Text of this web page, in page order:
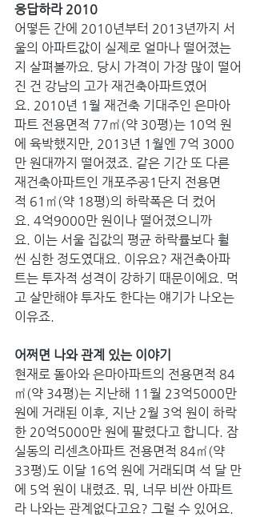
응답하라 2010
어떻든 간에 2010년부터 2013년까지 서
울의 아파트값이 실제로 얼마나 떨어졌는
지 살펴볼까요. 당시 가격이 가장 많이 떨어
진 건 강남의 고가 재건축아파트였어
요. 2010년 1월 재건축 기대주인 은마아
파트 전용면적 77㎡(약 30평)는 10억 원
에 육박했지만, 2013년 1월엔 7억 3000
만 원대까지 떨어졌죠. 같은 기간 또 다른
재건축아파트인 개포주공1단지 전용면
적 61㎡(약 18평)의 하락폭은 더 컸어
요. 4억9000만 원이나 떨어졌으니까
요. 이는 서울 집값의 평균 하락률보다 훨
씬 심한 정도였대요. 이유요? 재건축아파
트는 투자적 성격이 강하기 때문이에요. 먹
고 살만해야 투자도 한다는 얘기가 나오는
이유죠.
어쩌면 나와 관계 있는 이야기
현재로 돌아와 은마아파트의 전용면적 84
㎡(약 34평)는 지난해 11월 23억5000만
원에 거래된 이후, 지난 2월 3억 원이 하락
한 20억5000만 원에 팔렸다고 합니다. 잠
실동의 리센츠아파트 전용면적 84㎡(약
33평)도 이달 16억 원에 거래되며 석 달 만
에 5억 원이 내렸죠. 뭐, 너무 비싼 아파트
라 나와는 관계없다고요? 그럴 수 있어요.